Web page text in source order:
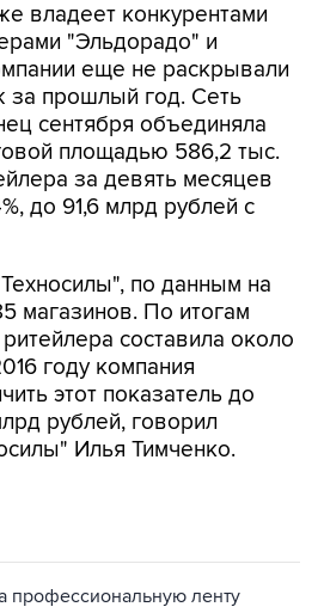
владеет конкурентами
"Эльдорадо" и
еще не раскрывали
за прошлый год. Сеть
сентября объединяла
площадью 586,2 тыс.
за девять месяцев
до 91,6 млрд рублей с
по данным на
магазинов. По итогам
составила около
году компания
этот показатель до
рублей, говорил
Илья Тимченко.
профессиональную ленту